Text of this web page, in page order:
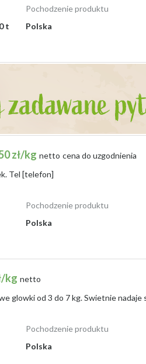
t
Pochodzenie produktu
Polska
zł/kg netto cena do uzgodnienia
Tel [telefon]
Pochodzenie produktu
Polska
kg netto
Pochodzenie produktu
Polska